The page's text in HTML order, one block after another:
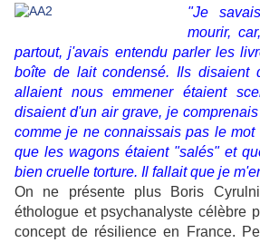
"Je
mourir,
partout, j'avais entendu parler les
boîte de lait condensé. Ils disaient
allaient nous emmener étaient
disaient d'un air grave, je
comme je ne connaissais pas le
que les wagons étaient "salés" et
bien cruelle torture. Il fallait que je
On ne présente plus Boris
éthologue et psychanalyste célèbre
concept de résilience en France.